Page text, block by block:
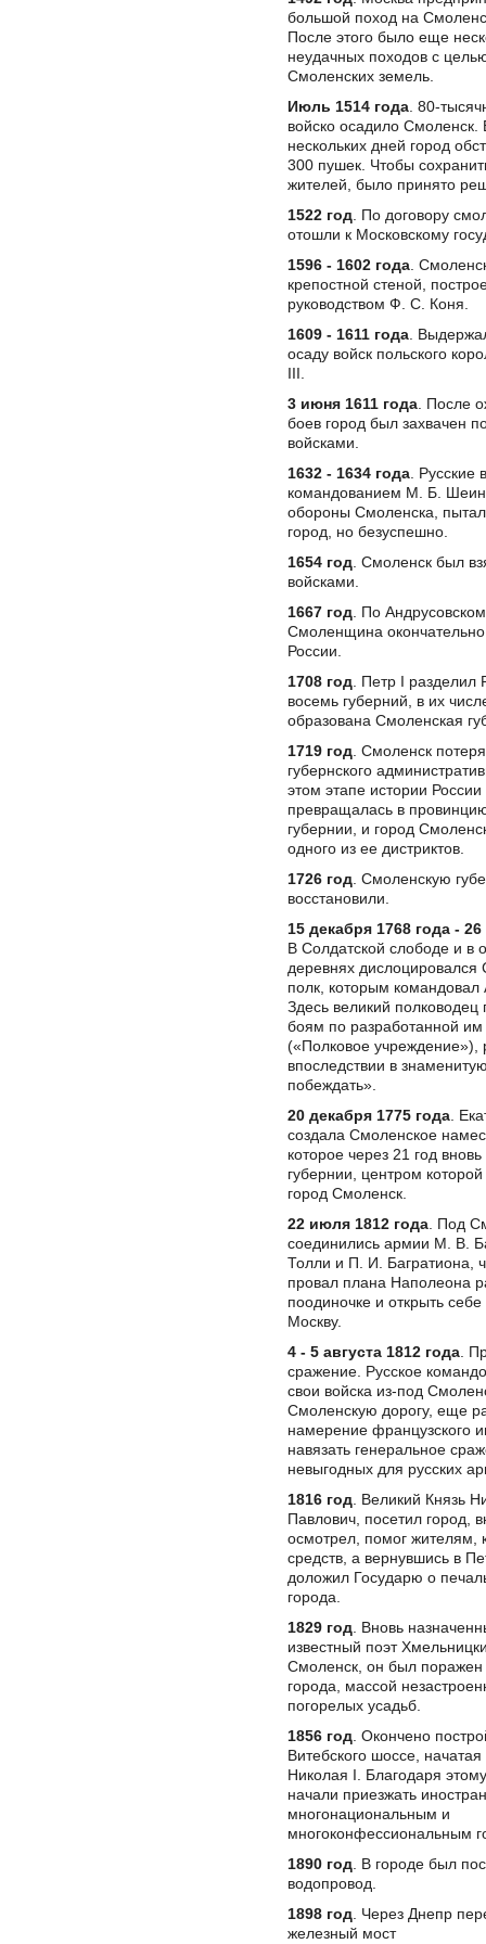
большой поход на
После этого было еще
неудачных походов с
Смоленских земель.
Июль 1514 года . 80-
войско осадило Смоленск.
нескольких дней город
300 пушек. Чтобы
жителей, было принято
1522 год . По договору
отошли к Московскому
1596 - 1602 года .
крепостной стеной,
руководством Ф. С. Коня.
1609 - 1611 года .
осаду войск польского
III.
3 июня 1611 года . После
боев город был захвачен
войсками.
1632 - 1634 года . Русские
командованием М. Б.
обороны Смоленска,
город, но безуспешно.
1654 год . Смоленск был
войсками.
1667 год . По
Смоленщина
России.
1708 год . Петр I разделил
восемь губерний, в их
образована Смоленская
1719 год . Смоленск
губернского
этом этапе истории
превращалась в
губернии, и город
одного из ее дистриктов.
1726 год . Смоленскую
восстановили.
15 декабря 1768 года -
В Солдатской слободе и в
деревнях дислоцировался
полк, которым
Здесь великий полководец
боям по разработанной им
(«Полковое учреждение»),
впоследствии в
побеждать».
20 декабря 1775 года .
создала Смоленское
которое через 21 год
губернии, центром
город Смоленск.
22 июля 1812 года . Под
соединились армии М. В.
Толли и П. И. Багратиона,
провал плана Наполеона
поодиночке и открыть себе
Москву.
4 - 5 августа 1812 года .
сражение. Русское
свои войска из-под
Смоленскую дорогу, еще
намерение французского
навязать генеральное
невыгодных для русских
1816 год . Великий Князь
Павлович, посетил город,
осмотрел, помог жителям,
средств, а вернувшись в
доложил Государю о
города.
1829 год . Вновь
известный поэт
Смоленск, он был поражен
города, массой
погорелых усадьб.
1856 год . Окончено
Витебского шоссе,
Николая I. Благодаря
начали приезжать
многонациональным и
многоконфессиональным
1890 год . В городе был
водопровод.
1898 год . Через Днепр
железный мост